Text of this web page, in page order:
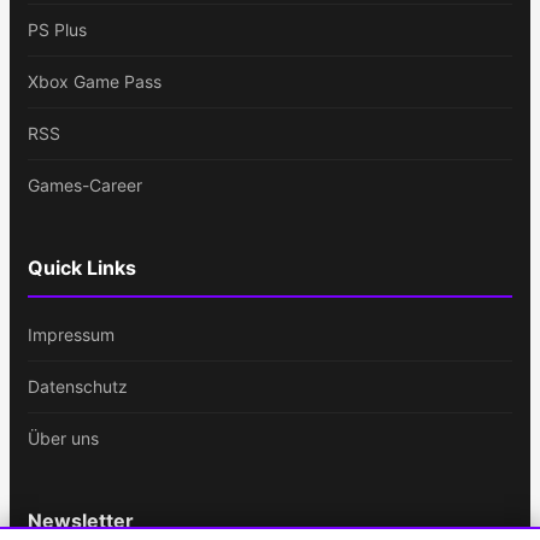
PS Plus
Xbox Game Pass
RSS
Games-Career
Quick Links
Impressum
Datenschutz
Über uns
Newsletter